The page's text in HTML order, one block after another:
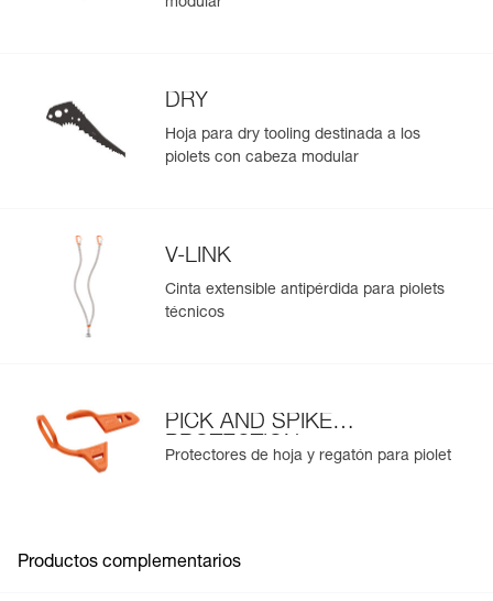
DRY
Hoja para dry tooling destinada a los
piolets con cabeza modular
V-LINK
Cinta extensible antipérdida para piolets
técnicos
PICK AND SPIKE
PROTECTION
Protectores de hoja y regatón para piolet
Productos complementarios